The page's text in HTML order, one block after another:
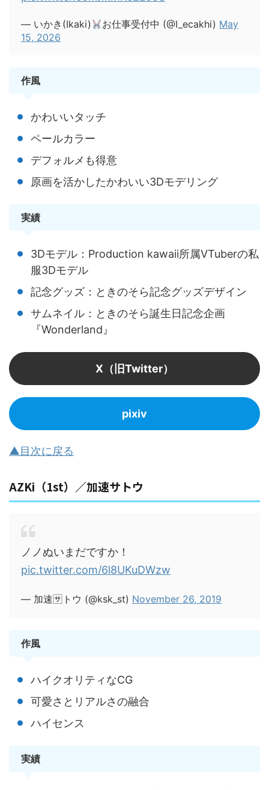
— いかき(Ikaki) お仕事受付中 (@I_ecakhi) May
15, 2026
作風
かわいいタッチ
ペールカラー
デフォルメも得意
原画を活かしたかわいい3Dモデリング
実績
3Dモデル：Production kawaii所属VTuberの私
服3Dモデル
記念グッズ：ときのそら記念グッズデザイン
サムネイル：ときのそら誕生日記念企画
『Wonderland』
X（旧Twitter）
pixiv
▲目次に戻る
AZKi（1st）／加速サトウ
ノノぬいまだですか！
pic.twitter.com/6l8UKuDWzw
— 加速🈂トウ (@ksk_st) November 26, 2019
作風
ハイクオリティなCG
可愛さとリアルさの融合
ハイセンス
実績